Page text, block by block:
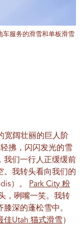
服务的滑雪和单板滑雪
宽阔壮丽的巨人阶
拂，闪闪发光的雪
我们一行人正缓缓前
。我转头看向我们的
）。 Park City 粉
，咧嘴一笑。我转
深的蓬松雪中。
佳Utah 猫式滑雪 ）